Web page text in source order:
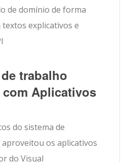
de domínio de forma
explicativos e
trabalho
Aplicativos
do sistema de
os aplicativos
do Visual